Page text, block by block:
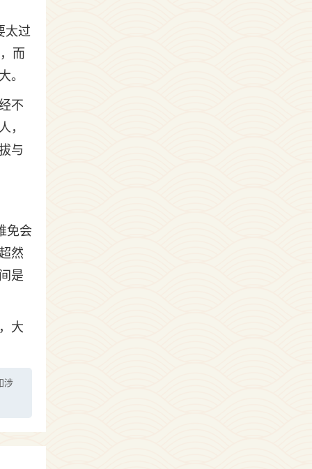
太过
而
。
不
，
与
免会
然
是
大
涉